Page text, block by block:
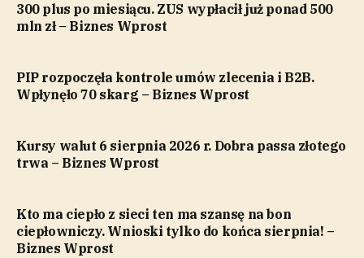
300 plus po miesiącu. ZUS wypłacił już ponad 500
mln zł – Biznes Wprost
PIP rozpoczęła kontrole umów zlecenia i B2B.
Wpłynęło 70 skarg – Biznes Wprost
Kursy walut 6 sierpnia 2026 r. Dobra passa złotego
trwa – Biznes Wprost
Kto ma ciepło z sieci ten ma szansę na bon
ciepłowniczy. Wnioski tylko do końca sierpnia! –
Biznes Wprost